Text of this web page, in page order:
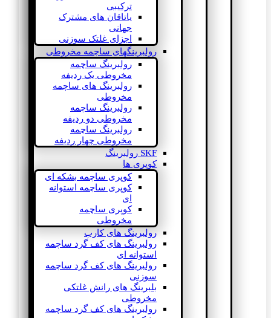
ترکیبی
یاتاقان های مشترک
جهانی
اجزای غلتک سوزنی
رولبرینگهای ساچمه مخروطی
رولبرینگ ساچمه
مخروطی یک ردیفه
رولبرینگ های ساچمه
مخروطی
رولبرینگ ساچمه
مخروطی دو ردیفه
رولبرینگ ساچمه
مخروطی چهار ردیفه
SKF رولبرینگ
کوپری ها
کوپری ساچمه بشکه ای
کوپری ساچمه استوانه
ای
کوپری ساچمه
مخروطی
رولبرینگ های کارب
رولبرینگ های کف گرد ساچمه
استوانه ای
رولبرینگ های کف گرد ساچمه
سوزنی
بلبرینگ های رانش غلتکی
مخروطی
رولبرینگ های کف گرد ساچمه